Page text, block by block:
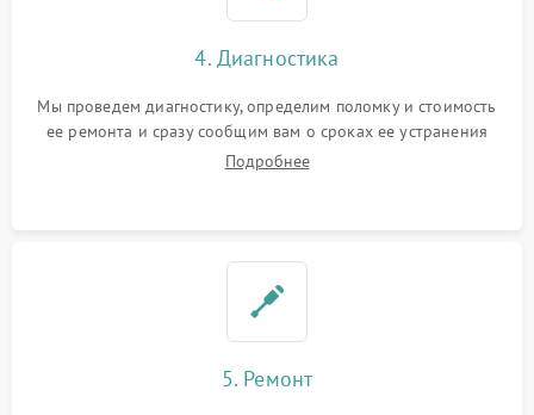
4. Диагностика
Мы проведем диагностику, определим поломку и стоимость
ее ремонта и сразу сообщим вам о сроках ее устранения
Подробнее
5. Ремонт